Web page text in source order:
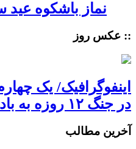
نماز باشکوه عید
:: عکس روز
اینفوگرافیک/ یک
در جنگ ۱۲ روزه به باد رفت
آخرین مطالب